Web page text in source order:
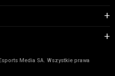
Media SA. Wszystkie prawa